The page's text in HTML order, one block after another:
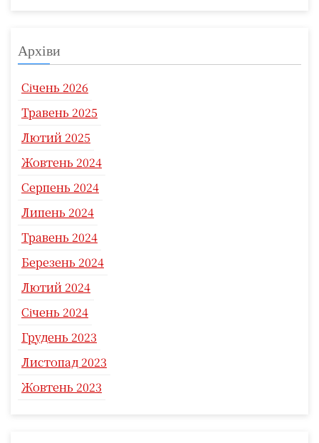
Архіви
Січень 2026
Травень 2025
Лютий 2025
Жовтень 2024
Серпень 2024
Липень 2024
Травень 2024
Березень 2024
Лютий 2024
Січень 2024
Грудень 2023
Листопад 2023
Жовтень 2023